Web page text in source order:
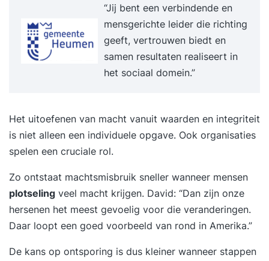
“Jij bent een verbindende en
mensgerichte leider die richting
geeft, vertrouwen biedt en
samen resultaten realiseert in
het sociaal domein.”
Het uitoefenen van macht vanuit waarden en integriteit
is niet alleen een individuele opgave. Ook organisaties
spelen een cruciale rol.
Zo ontstaat machtsmisbruik sneller wanneer mensen
plotseling veel macht krijgen. David: “Dan zijn onze
hersenen het meest gevoelig voor die veranderingen.
Daar loopt een goed voorbeeld van rond in Amerika.”
De kans op ontsporing is dus kleiner wanneer stappen